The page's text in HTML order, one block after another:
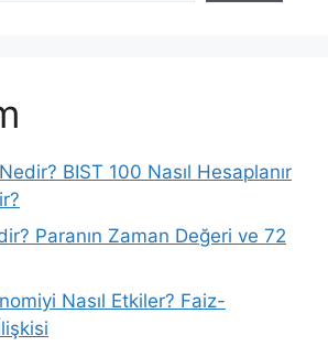
BIST 100 Nasıl Hesaplanır
Paranın Zaman Değeri ve 72
Nasıl Etkiler? Faiz-